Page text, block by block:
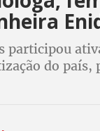
participou
do país,